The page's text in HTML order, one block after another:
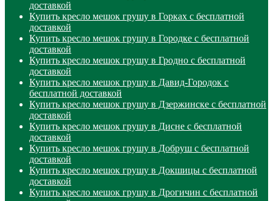
доставкой
Купить кресло мешок грушу в Горках с бесплатной
доставкой
Купить кресло мешок грушу в Городке с бесплатной
доставкой
Купить кресло мешок грушу в Гродно с бесплатной
доставкой
Купить кресло мешок грушу в Давид-Городок с
бесплатной доставкой
Купить кресло мешок грушу в Дзержинске с бесплатной
доставкой
Купить кресло мешок грушу в Дисне с бесплатной
доставкой
Купить кресло мешок грушу в Добруш с бесплатной
доставкой
Купить кресло мешок грушу в Докшицы с бесплатной
доставкой
Купить кресло мешок грушу в Дрогичин с бесплатной